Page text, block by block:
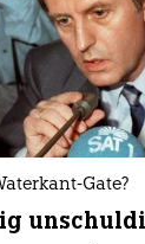
Gate?